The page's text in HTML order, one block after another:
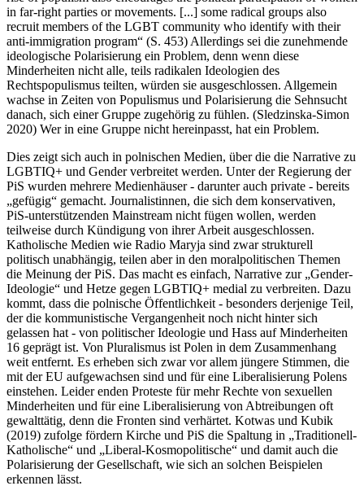
in far-right parties or movements. [...] some radical groups also
recruit members of the LGBT community who identify with their
anti-immigration program“ (S. 453) Allerdings sei die zunehmende
ideologische Polarisierung ein Problem, denn wenn diese
Minderheiten nicht alle, teils radikalen Ideologien des
Rechtspopulismus teilten, würden sie ausgeschlossen. Allgemein
wachse in Zeiten von Populismus und Polarisierung die Sehnsucht
danach, sich einer Gruppe zugehörig zu fühlen. (Sledzinska-Simon
2020) Wer in eine Gruppe nicht hereinpasst, hat ein Problem.
Dies zeigt sich auch in polnischen Medien, über die die Narrative zu
LGBTIQ+ und Gender verbreitet werden. Unter der Regierung der
PiS wurden mehrere Medienhäuser - darunter auch private - bereits
„gefügig“ gemacht. Journalistinnen, die sich dem konservativen,
PiS-unterstützenden Mainstream nicht fügen wollen, werden
teilweise durch Kündigung von ihrer Arbeit ausgeschlossen.
Katholische Medien wie Radio Maryja sind zwar strukturell
politisch unabhängig, teilen aber in den moralpolitischen Themen
die Meinung der PiS. Das macht es einfach, Narrative zur „Gender-
Ideologie“ und Hetze gegen LGBTIQ+ medial zu verbreiten. Dazu
kommt, dass die polnische Öffentlichkeit - besonders derjenige Teil,
der die kommunistische Vergangenheit noch nicht hinter sich
gelassen hat - von politischer Ideologie und Hass auf Minderheiten
16 geprägt ist. Von Pluralismus ist Polen in dem Zusammenhang
weit entfernt. Es erheben sich zwar vor allem jüngere Stimmen, die
mit der EU aufgewachsen sind und für eine Liberalisierung Polens
einstehen. Leider enden Proteste für mehr Rechte von sexuellen
Minderheiten und für eine Liberalisierung von Abtreibungen oft
gewalttätig, denn die Fronten sind verhärtet. Kotwas und Kubik
(2019) zufolge fördern Kirche und PiS die Spaltung in „Traditionell-
Katholische“ und „Liberal-Kosmopolitische“ und damit auch die
Polarisierung der Gesellschaft, wie sich an solchen Beispielen
erkennen lässt.